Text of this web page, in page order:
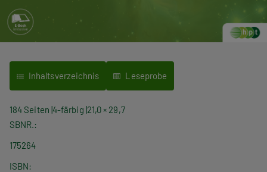
Inhaltsverzeichnis Leseprobe
184 Seiten 4-färbig 21,0 × 29,7
SBNR.
175264
ISBN